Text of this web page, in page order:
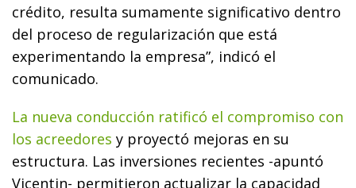
crédito, resulta sumamente significativo dentro
del proceso de regularización que está
experimentando la empresa”, indicó el
comunicado.
La nueva conducción ratificó el compromiso con
los acreedores y proyectó mejoras en su
estructura. Las inversiones recientes -apuntó
Vicentin- permitieron actualizar la capacidad